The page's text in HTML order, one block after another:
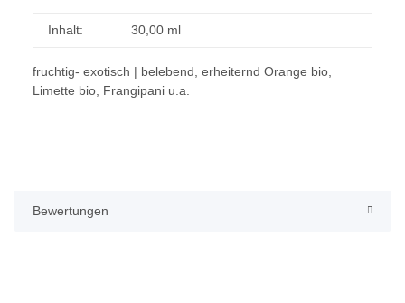
fruchtig- exotisch | belebend, erheiternd Orange bio,
Limette bio, Frangipani u.a.
Inhalt: 30,00 ml
Bewertungen